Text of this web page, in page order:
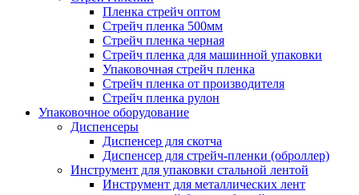
Пленка стрейч оптом
Стрейч пленка 500мм
Стрейч пленка черная
Стрейч пленка для машинной упаковки
Упаковочная стрейч пленка
Стрейч пленка от производителя
Стрейч пленка рулон
Упаковочное оборудование
Диспенсеры
Диспенсер для скотча
Диспенсер для стрейч-пленки (оброллер)
Инструмент для упаковки стальной лентой
Инструмент для металлических лент